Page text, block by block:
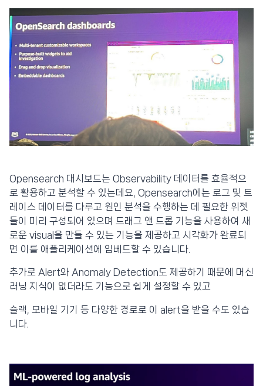
Opensearch 대시보드는 Observability 데이터를 효율적으
로 활용하고 분석할 수 있는데요, Opensearch에는 로그 및 트
레이스 데이터를 다루고 원인 분석을 수행하는 데 필요한 위젯
들이 미리 구성되어 있으며 드래그 앤 드롭 기능을 사용하여 새
로운 visual을 만들 수 있는 기능을 제공하고 시각화가 완료되
면 이를 애플리케이션에 임베드할 수 있습니다.
추가로 Alert와 Anomaly Detection도 제공하기 때문에 머신
러닝 지식이 없더라도 기능으로 쉽게 설정할 수 있고
슬랙, 모바일 기기 등 다양한 경로로 이 alert을 받을 수도 있습
니다.